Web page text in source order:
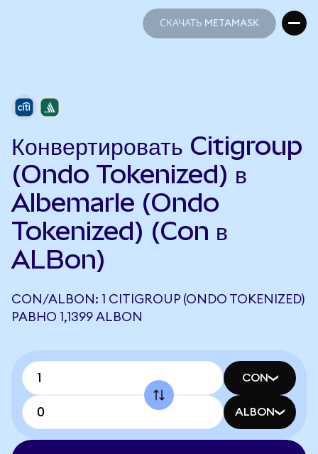
СКАЧАТЬ METAMASK
Конвертировать Citigroup
(Ondo Tokenized) в
Albemarle (Ondo
Tokenized) (Con в
ALBon)
CON/ALBON: 1 CITIGROUP (ONDO TOKENIZED)
РАВНО 1,1399 ALBON
CON
ALBON